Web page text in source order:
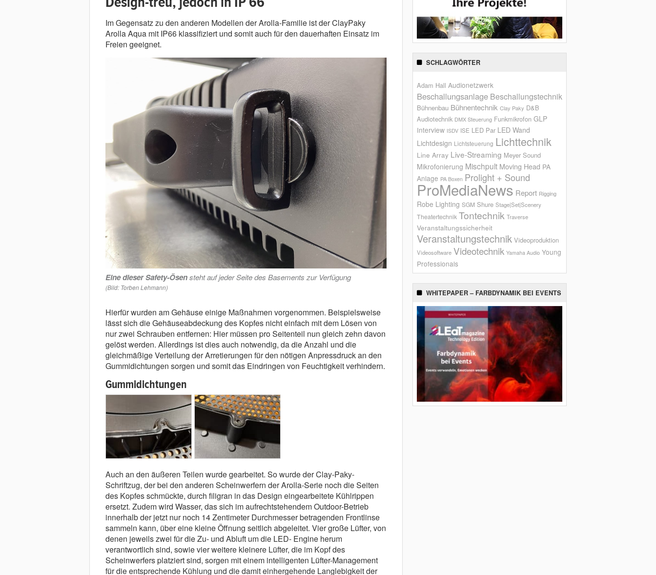
Im Gegensatz zu den anderen Modellen der Arolla-Familie ist der ClayPaky
Arolla Aqua mit IP66 klassifiziert und somit auch für den dauerhaften Einsatz im
Freien geeignet.
Eine dieser Safety-Ösensteht auf jeder Seite des Basements zur Verfügung
(Bild: Torben Lehmann)
Hierfür wurden am Gehäuse einige Maßnahmen vorgenommen. Beispielsweise
lässt sich die Gehäuseabdeckung des Kopfes nicht einfach mit dem Lösen von
nur zwei Schrauben entfernen: Hier müssen pro Seitenteil nun gleich zehn davon
gelöst werden. Allerdings ist dies auch notwendig, da die Anzahl und die
gleichmäßige Verteilung der Arretierungen für den nötigen Anpressdruck an den
Gummidichtungen sorgen und somit das Eindringen von Feuchtigkeit verhindern.
Gummidichtungen
Auch an den äußeren Teilen wurde gearbeitet. So wurde der Clay-Paky-
Schriftzug, der bei den anderen Scheinwerfern der Arolla-Serie noch die Seiten
des Kopfes schmückte, durch filigran in das Design eingearbeitete Kühlrippen
ersetzt. Zudem wird Wasser, das sich im aufrechtstehendem Outdoor-Betrieb
innerhalb der jetzt nur noch 14 Zentimeter Durchmesser betragenden Frontlinse
sammeln kann, über eine kleine Öffnung seitlich abgeleitet. Vier große Lüfter, von
denen jeweils zwei für die Zu- und Abluft um die LED- Engine herum
verantwortlich sind, sowie vier weitere kleinere Lüfter, die im Kopf des
Scheinwerfers platziert sind, sorgen mit einem intelligenten Lüfter-Management
für die entsprechende Kühlung und die damit einhergehende Langlebigkeit der
SCHLAGWÖRTER
Adam Hall Audionetzwerk
Beschallungsanlage Beschallungstechnik
Bühnenbau Bühnentechnik Clay Paky D&B
Audiotechnik DMX Steuerung Funkmikrofon GLP
Interview ISDV ISE LED Par LED Wand
Lichtdesign Lichtsteuerung Lichttechnik
Line Array Live-Streaming Meyer Sound
Mikrofonierung Mischpult Moving Head PA
Anlage PA Boxen Prolight + Sound
ProMediaNews Report Rigging
Robe Lighting SGM Shure Stage|Set|Scenery
Theatertechnik Tontechnik Traverse
Veranstaltungssicherheit
Veranstaltungstechnik Videoproduktion
Videosoftware Videotechnik Yamaha Audio Young
Professionals
WHITEPAPER – FARBDYNAMIK BEI EVENTS